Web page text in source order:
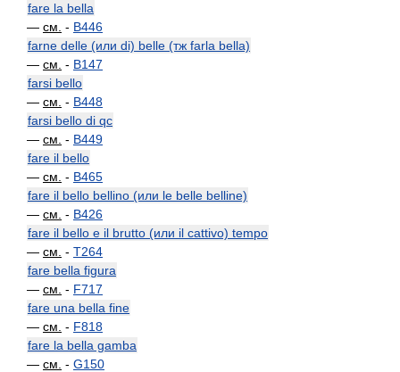
fare la bella
— см. - B446
farne delle (или di) belle (тж farla bella)
— см. - B147
farsi bello
— см. - B448
farsi bello di qc
— см. - B449
fare il bello
— см. - B465
fare il bello bellino (или le belle belline)
— см. - B426
fare il bello e il brutto (или il cattivo) tempo
— см. - T264
fare bella figura
— см. - F717
fare una bella fine
— см. - F818
fare la bella gamba
— см. - G150